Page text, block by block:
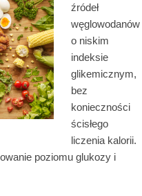
źródeł
węglowodanów
o niskim
indeksie
glikemicznym,
bez
konieczności
ścisłego
liczenia kalorii.
poziomu glukozy i